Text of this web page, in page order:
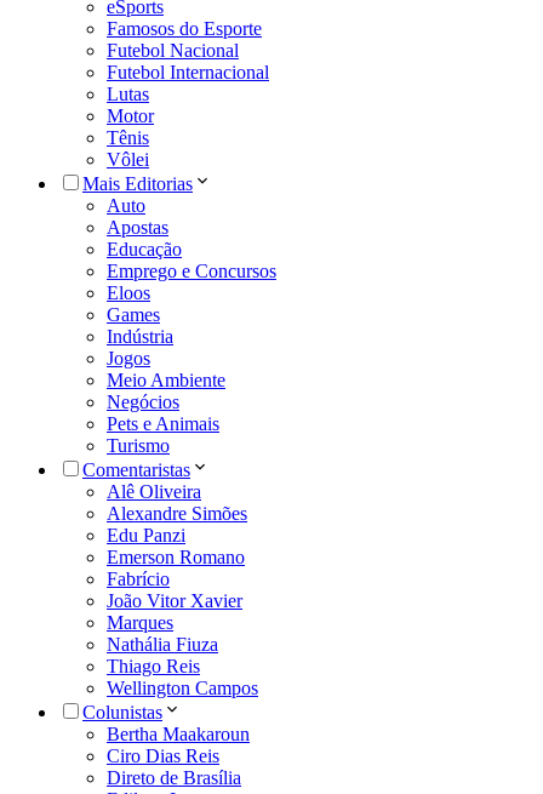
eSports
Famosos do Esporte
Futebol Nacional
Futebol Internacional
Lutas
Motor
Tênis
Vôlei
Mais Editorias
Auto
Apostas
Educação
Emprego e Concursos
Eloos
Games
Indústria
Jogos
Meio Ambiente
Negócios
Pets e Animais
Turismo
Comentaristas
Alê Oliveira
Alexandre Simões
Edu Panzi
Emerson Romano
Fabrício
João Vitor Xavier
Marques
Nathália Fiuza
Thiago Reis
Wellington Campos
Colunistas
Bertha Maakaroun
Ciro Dias Reis
Direto de Brasília